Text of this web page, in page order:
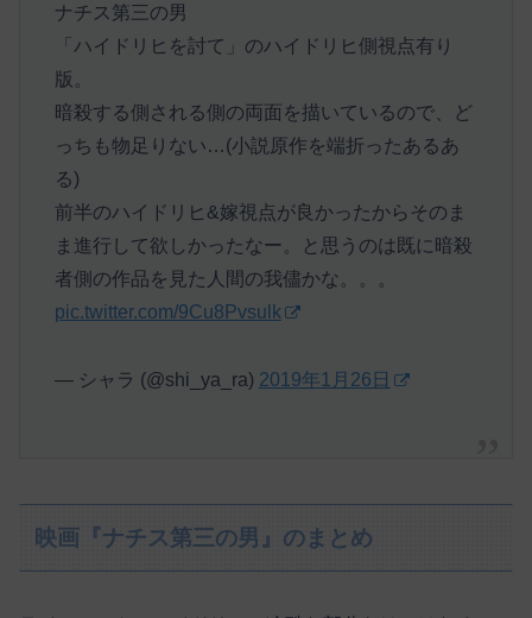
ナチス第三の男
「ハイドリヒを討て」のハイドリヒ側視点有り
版。
暗殺する側される側の両面を描いているので、ど
っちも物足りない…(小説原作を端折ったあるあ
る)
前半のハイドリヒ&嫁視点が良かったからそのま
ま進行して欲しかったなー。と思うのは既に暗殺
者側の作品を見た人間の我儘かな。。。
pic.twitter.com/9Cu8Pvsulk
— シャラ (@shi_ya_ra) 2019年1月26日
映画『ナチス第三の男』のまとめ